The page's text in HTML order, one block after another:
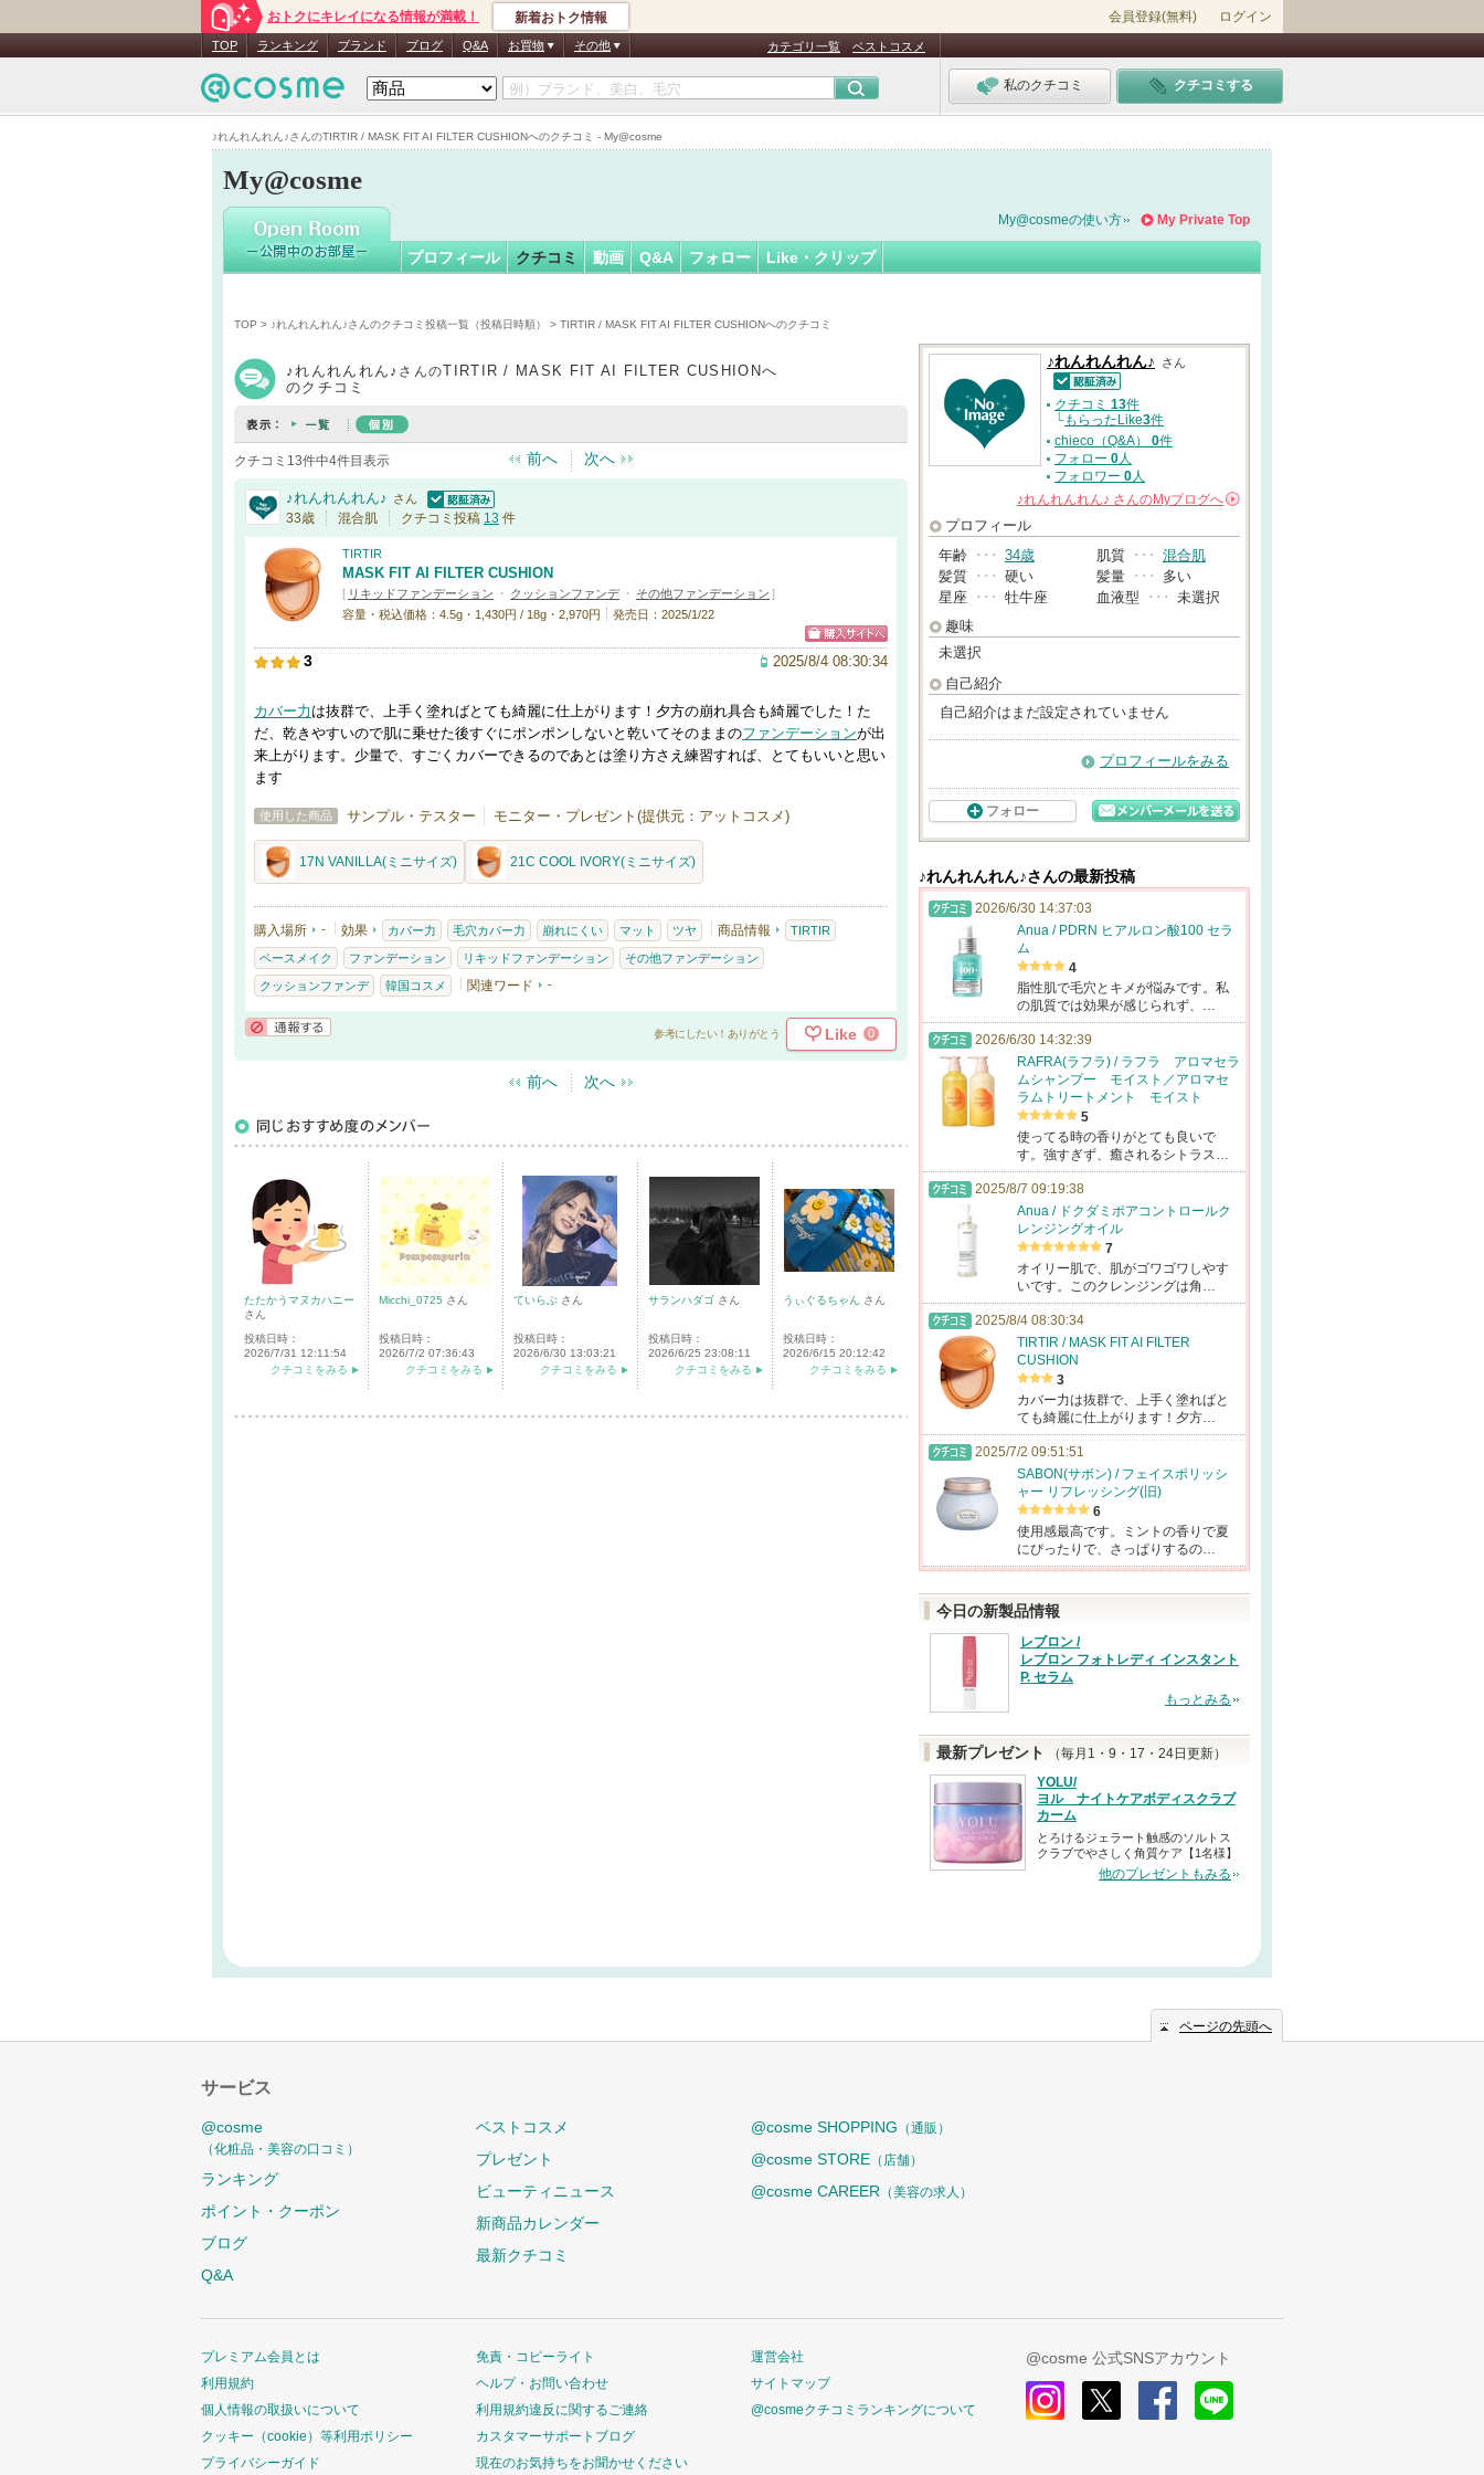
♪れんれんれん♪さんのTIRTIR / MASK FIT AI FILTER CUSHIONへのクチコミ - My@cosme
おトクにキレイになる情報が満載！ 新着おトク情報 会員登録(無料) ログイン
TOP ランキング ブランド ブログ Q&A お買物 その他 カテゴリ一覧 ベストコスメ
私のクチコミ クチコミする
My@cosme
♪れんれんれん♪さん
認
証
My Private Top
My@cosmeの使い方
プロフィール クチコミ 動画 Q&A フォロー Like・クリップ
TOP > ♪れんれんれん♪さんのクチコミ投稿一覧（投稿日時順） > TIRTIR / MASK FIT AI FILTER CUSHIONへのクチコミ
♪れんれんれん♪ さんのTIRTIR / MASK FIT AI FILTER CUSHIONへ
のクチコミ
クチコミ13件中4件目表示 前へ 次へ
♪れんれんれん♪ さん
認証済
33歳 混合肌 クチコミ投稿 13 件
TIRTIR
MASK FIT AI FILTER CUSHION
[ リキッドファンデーション ・ クッションファンデ ・ その他ファンデーション ]
容量・税込価格：4.5g・1,430円 / 18g・2,970円
発売日：2025/1/22
3 2025/8/4 08:30:34
カバー力 は抜群で、上手く塗ればとても綺麗に仕上がります！夕方の崩れ具合も綺麗でした！た
だ、乾きやすいので肌に乗せた後すぐにポンポンしないと乾いてそのままのファンデーションが出
来上がります。少量で、すごくカバーできるのであとは塗り方さえ練習すれば、とてもいいと思い
ます
使用した商品 サンプル・テスター モニター・プレゼント(提供元：アットコスメ)
17N VANILLA(ミニサイズ) 21C COOL IVORY(ミニサイズ)
購入場所 - 効果 カバー力 毛穴カバー力 崩れにくい マット ツヤ 商品情報 TIRTIR
ベースメイク ファンデーション リキッドファンデーション その他ファンデーション
クッションファンデ 韓国コスメ 関連ワード -
参考にしたい！ありがとう Like 0
前へ 次へ
たたかうマヌカハニー
さん
投稿日時：
2026/7/31 12:11:54
クチコミをみる
Micchi_0725 さん
投稿日時：
2026/7/2 07:36:43
クチコミをみる
ていらぶ さん
投稿日時：
2026/6/30 13:03:21
クチコミをみる
サランハダゴ さん
投稿日時：
2026/6/25 23:08:11
クチコミをみる
うぃぐるちゃん さん
投稿日時：
2026/6/15 20:12:42
クチコミをみる
♪れんれんれん♪ さん
認証済
クチコミ 13件
└もらったLike3件
chieco（Q&A） 0件
フォロー 0人
フォロワー 0人
♪れんれんれん♪ さんのMyブログへ
プロフィール
年齢 ･･･ 34歳 肌質 ･･･ 混合肌
髪質 ･･･ 硬い 髪量 ･･･
多い
星座 ･･･ 牡牛座 血液型 ･･･ 未選択
趣味
未選択
自己紹介
自己紹介はまだ設定されていません
プロフィールをみる
フォロー
♪れんれんれん♪さんの最新投稿
2026/6/30 14:37:03
Anua / PDRN ヒアルロン酸100 セラ
ム
4
脂性肌で毛穴とキメが悩みです。私
の肌質では効果が感じられず、…
2026/6/30 14:32:39
RAFRA(ラフラ) / ラフラ アロマセラ
ムシャンプー モイスト／アロマセ
ラムトリートメント モイスト
5
使ってる時の香りがとても良いで
す。強すぎず、癒されるシトラス…
2025/8/7 09:19:38
Anua / ドクダミポアコントロールク
レンジングオイル
7
オイリー肌で、肌がゴワゴワしやす
いです。このクレンジングは角…
2025/8/4 08:30:34
TIRTIR / MASK FIT AI FILTER
CUSHION
3
カバー力は抜群で、上手く塗ればと
ても綺麗に仕上がります！夕方…
2025/7/2 09:51:51
SABON(サボン) / フェイスポリッシ
ャー リフレッシング(旧)
6
使用感最高です。ミントの香りで夏
にぴったりで、さっぱりするの…
今日の新製品情報
レブロン /
レブロン フォトレディ インスタント
P. セラム
もっとみる
最新プレゼント
（毎月1・9・17・24日更新）
YOLU/
ヨル ナイトケアボディスクラブ
カーム
とろけるジェラート触感のソルトス
クラブでやさしく角質ケア【1名様】
他のプレゼントもみる
ページの先頭へ
サービス
@cosme
（化粧品・美容の口コミ）
ランキング
ポイント・クーポン
ブログ
Q&A
ベストコスメ
プレゼント
ビューティニュース
新商品カレンダー
最新クチコミ
@cosme SHOPPING （通販）
@cosme STORE （店舗）
@cosme CAREER （美容の求人）
プレミアム会員とは
利用規約
個人情報の取扱いについて
クッキー（cookie）等利用ポリシー
プライバシーガイド
免責・コピーライト
ヘルプ・お問い合わせ
利用規約違反に関するご連絡
カスタマーサポートブログ
現在のお気持ちをお聞かせください
運営会社
サイトマップ
@cosmeクチコミランキングについて
@cosme 公式SNSアカウント